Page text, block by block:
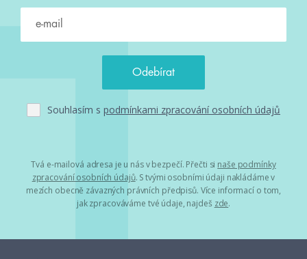
Souhlasím s podmínkami zpracování osobních údajů
Tvá e-mailová adresa je u nás v bezpečí. Přečti si naše podmínky
zpracování osobních údajů. S tvými osobními údaji nakládáme v
mezích obecně závazných právních předpisů. Více informací o tom,
jak zpracováváme tvé údaje, najdeš zde.